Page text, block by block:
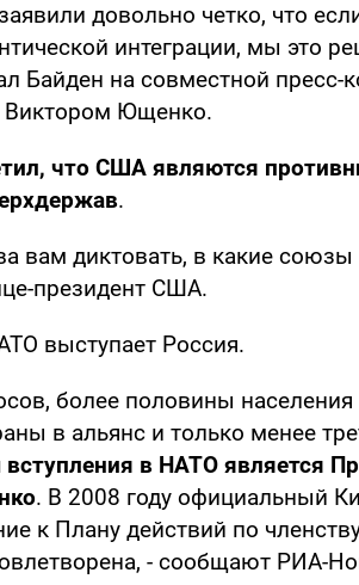
довольно четко, что
интеграции, мы это
Байден на совместной пресс-
Виктором Ющенко.
что США являются
.
вам диктовать, в какие
президент США.
выступает Россия.
более половины
в альянс и только менее
в НАТО является
. В 2008 году официальный
к Плану действий по
- сообщают РИА-